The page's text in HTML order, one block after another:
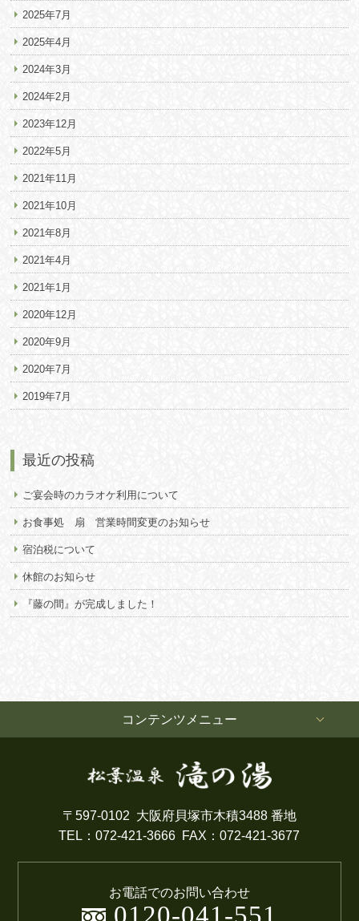
2025年7月
2025年4月
2024年3月
2024年2月
2023年12月
2022年5月
2021年11月
2021年10月
2021年8月
2021年4月
2021年1月
2020年12月
2020年9月
2020年7月
2019年7月
最近の投稿
ご宴会時のカラオケ利用について
お食事処 扇 営業時間変更のお知らせ
宿泊税について
休館のお知らせ
『藤の間』が完成しました！
コンテンツメニュー
〒597-0102 大阪府貝塚市木積3488 番地
TEL：072-421-3666 FAX：072-421-3677
お電話でのお問い合わせ